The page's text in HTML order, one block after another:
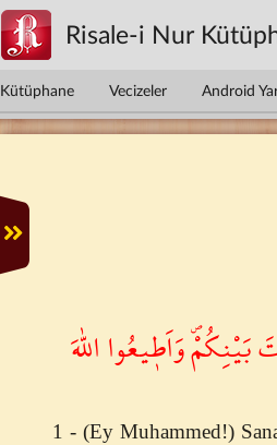
Risale-i Nur
Kütüphane Vecizeler Android
بَيْنِكُمْۖ وَاَط۪يعُوا اللّٰهَ
1 - (Ey Muhammed!)